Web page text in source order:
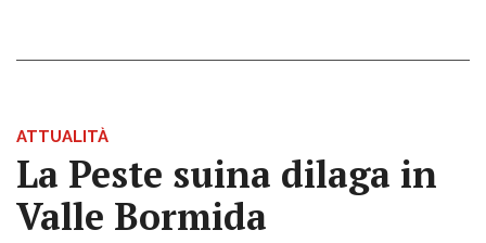
ATTUALITÀ
La Peste suina dilaga in
Valle Bormida